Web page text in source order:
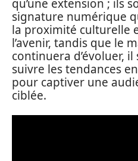
qu’une extension ; ils
signature numérique
la proximité culturelle
l’avenir, tandis que le
continuera d’évoluer,
suivre les tendances
pour captiver une
ciblée.